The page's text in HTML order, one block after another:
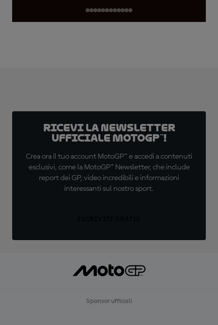
Ricevi la newsletter
ufficiale MotoGP™!
Crea ora il tuo account MotoGP™ e accedi a contenuti
esclusivi, come la MotoGP™ Newsletter, che include
report dei GP, video incredibili e informazioni
interessanti sul nostro sport.
Sponsor ufficiali